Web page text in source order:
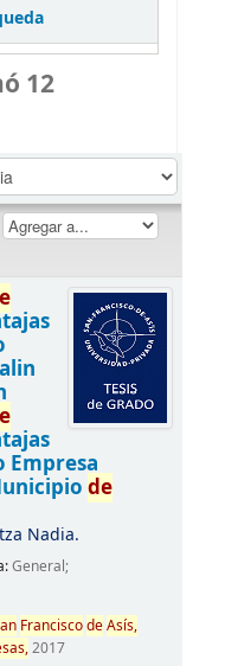
12
Empresa
de
Nadia.
General;
FranciscodeAsís,
2017